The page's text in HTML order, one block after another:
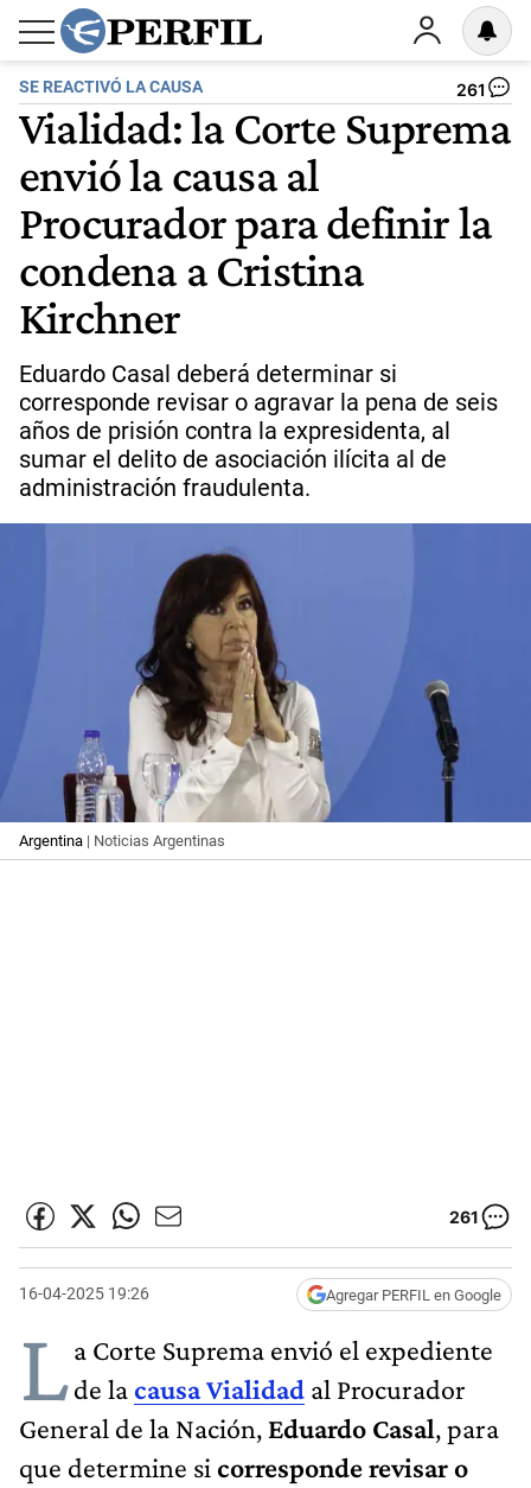
SE REACTIVÓ LA CAUSA 261
Vialidad: la Corte Suprema
envió la causa al
Procurador para definir la
condena a Cristina
Kirchner
Eduardo Casal deberá determinar si
corresponde revisar o agravar la pena de seis
años de prisión contra la expresidenta, al
sumar el delito de asociación ilícita al de
administración fraudulenta.
Argentina | Noticias Argentinas
261
16-04-2025 19:26 Agregar PERFIL en Google
La Corte Suprema envió el expediente
de lacausa Vialidad al Procurador
General de la Nación, Eduardo Casal, para
que determine si corresponde revisar o